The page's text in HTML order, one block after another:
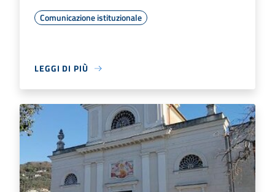
Comunicazione istituzionale
LEGGI DI PIÙ